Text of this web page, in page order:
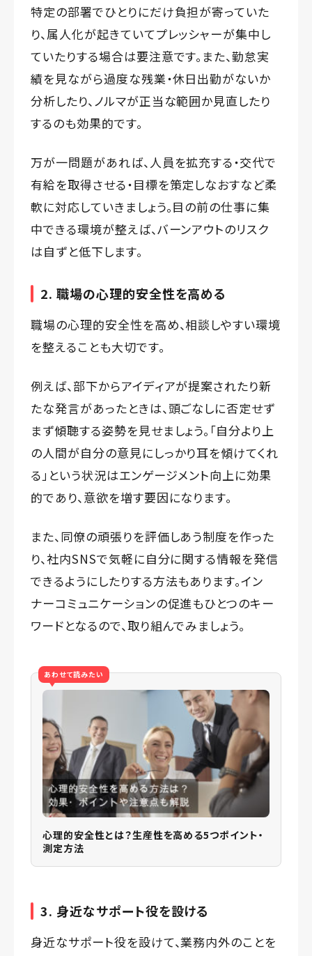
特定の部署でひとりにだけ負担が寄っていた
り、属人化が起きていてプレッシャーが集中し
ていたりする場合は要注意です。また、勤怠実
績を見ながら過度な残業・休日出勤がないか
分析したり、ノルマが正当な範囲か見直したり
するのも効果的です。
万が一問題があれば、人員を拡充する・交代で
有給を取得させる・目標を策定しなおすなど柔
軟に対応していきましょう。目の前の仕事に集
中できる環境が整えば、バーンアウトのリスク
は自ずと低下します。
2. 職場の心理的安全性を高める
職場の心理的安全性を高め、相談しやすい環境
を整えることも大切です。
例えば、部下からアイディアが提案されたり新
たな発言があったときは、頭ごなしに否定せず
まず傾聴する姿勢を見せましょう。「自分より上
の人間が自分の意見にしっかり耳を傾けてくれ
る」という状況はエンゲージメント向上に効果
的であり、意欲を増す要因になります。
また、同僚の頑張りを評価しあう制度を作った
り、社内SNSで気軽に自分に関する情報を発信
できるようにしたりする方法もあります。イン
ナーコミュニケーションの促進もひとつのキー
ワードとなるので、取り組んでみましょう。
あわせて読みたい
心理的安全性とは？生産性を高める5つポイント・
測定方法
3. 身近なサポート役を設ける
身近なサポート役を設けて、業務内外のことを